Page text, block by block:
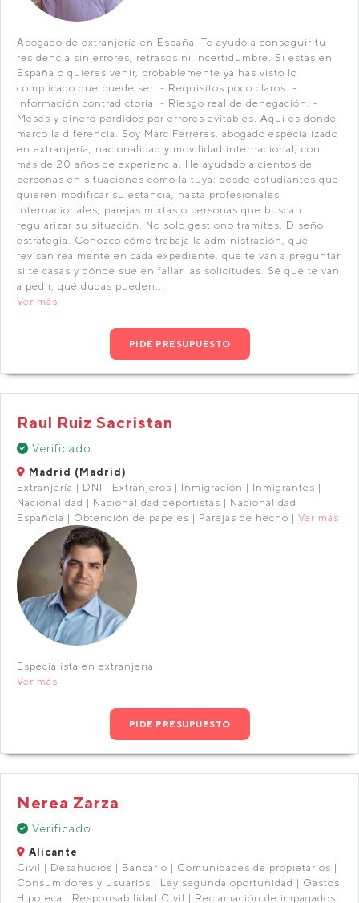
Abogado de extranjería en España. Te ayudo a conseguir tu
residencia sin errores, retrasos ni incertidumbre. Si estás en
España o quieres venir, probablemente ya has visto lo
complicado que puede ser: - Requisitos poco claros. -
Información contradictoria. - Riesgo real de denegación. -
Meses y dinero perdidos por errores evitables. Aquí es donde
marco la diferencia. Soy Marc Ferreres, abogado especializado
en extranjería, nacionalidad y movilidad internacional, con
más de 20 años de experiencia. He ayudado a cientos de
personas en situaciones como la tuya: desde estudiantes que
quieren modificar su estancia, hasta profesionales
internacionales, parejas mixtas o personas que buscan
regularizar su situación. No solo gestiono trámites. Diseño
estrategia. Conozco cómo trabaja la administración, qué
revisan realmente en cada expediente, qué te van a preguntar
si te casas y dónde suelen fallar las solicitudes. Sé qué te van
a pedir, qué dudas pueden...
Ver más
PIDE PRESUPUESTO
Raul Ruiz Sacristan
Verificado
Madrid (Madrid)
Extranjería | DNI | Extranjeros | Inmigración | Inmigrantes |
Nacionalidad | Nacionalidad deportistas | Nacionalidad
Española | Obtención de papeles | Parejas de hecho | Ver más
Especialista en extranjería
Ver más
PIDE PRESUPUESTO
Nerea Zarza
Verificado
Alicante
Civil | Desahucios | Bancario | Comunidades de propietarios |
Consumidores y usuarios | Ley segunda oportunidad | Gastos
Hipoteca | Responsabilidad Civil | Reclamación de impagados